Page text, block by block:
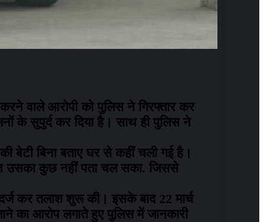
वाले आरोपी को पुलिस ने गिरफ्तार कर
के सुपुर्द कर दिया है। साथ ही पुलिस ने
बेटी बिना बताए घर से कहीं चली गई है।
उसका कुछ नहीं पता चल सका. जिससे
कर तलाश शुरू की। इसके बाद 22 मार्च
का आरोप लगाते हुए पुलिस में जानकारी